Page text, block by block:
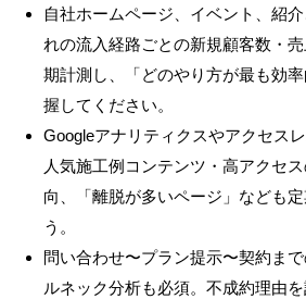
自社ホームページ、イベント、紹
れの流入経路ごとの新規顧客数・
期計測し、「どのやり方が最も効
握してください。
Googleアナリティクスやアクセス
人気施工例コンテンツ・高アクセ
向、「離脱が多いページ」なども
う。
問い合わせ〜プラン提示〜契約ま
ルネック分析も必須。不成約理由